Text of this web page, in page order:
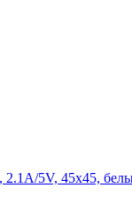
2.1A/5V, 45x45,